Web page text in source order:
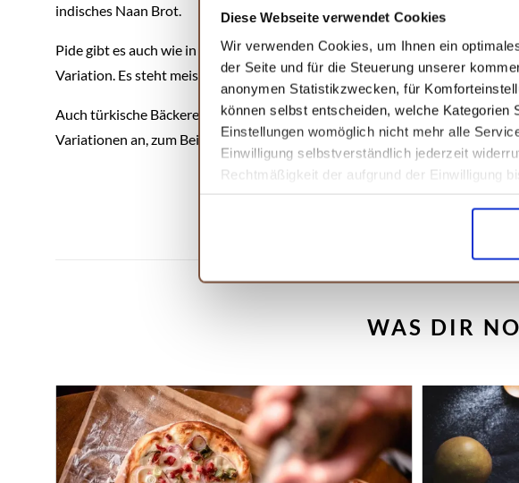
Diese Webseite verwendet Cookies
Wir verwenden Cookies, um Ihnen ein
der Seite und für die Steuerung unserer
anonymen Statistikzwecken, für
können selbst entscheiden, welche
Einstellungen womöglich nicht mehr alle
Einwilligung selbstverständlich jederzeit
Rechtmäßigkeit der aufgrund der Einwilligung
Informationen finden Sie in unseren
indisches Naan Brot.
Pide gibt es auch wie in unseremRezept Pide mit Hackfleisch als gefüllte
Variation. Es steht meist auf jedem türkischen Restaurant oder Imbiss auf
Auch türkische Bäckereien bieten die zuSchiffchengeformten Pide in
Variationen an, zum Beispiel mit Hackfleisch, mit Käse, Salami oder Spinat
WAS DIR